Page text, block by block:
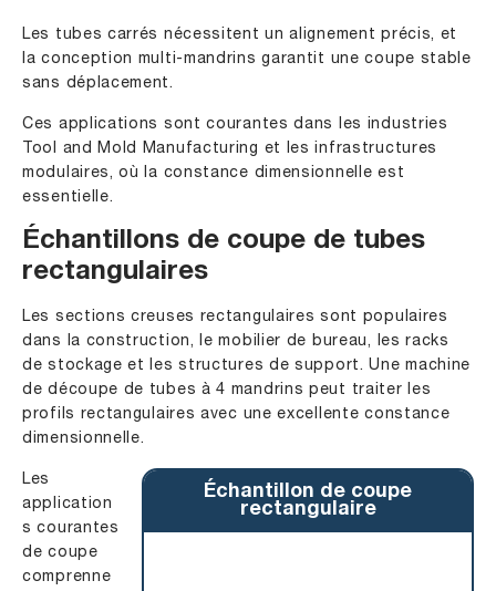
Les tubes carrés nécessitent un alignement précis, et
la conception multi-mandrins garantit une coupe stable
sans déplacement.
Ces applications sont courantes dans les industries
Tool and Mold Manufacturing et les infrastructures
modulaires, où la constance dimensionnelle est
essentielle.
Échantillons de coupe de tubes
rectangulaires
Les sections creuses rectangulaires sont populaires
dans la construction, le mobilier de bureau, les racks
de stockage et les structures de support. Une machine
de découpe de tubes à 4 mandrins peut traiter les
profils rectangulaires avec une excellente constance
dimensionnelle.
Échantillon de coupe
rectangulaire
Les
application
s courantes
de coupe
comprenne